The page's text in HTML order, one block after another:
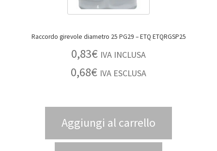
Raccordo girevole diametro 25 PG29 – ETQ ETQRGSP25
0,83€ IVA INCLUSA
0,68€ IVA ESCLUSA
Aggiungi al carrello